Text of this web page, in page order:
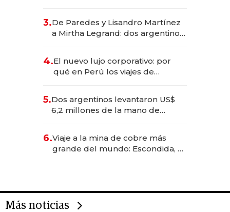
las marcas "fast premium"
3.De Paredes y Lisandro Martínez
a Mirtha Legrand: dos argentinos
4.El nuevo lujo corporativo: por
qué en Perú los viajes de
transformadoras
5.Dos argentinos levantaron US$
6,2 millones de la mano de
6.Viaje a la mina de cobre más
grande del mundo: Escondida, el
Más noticias